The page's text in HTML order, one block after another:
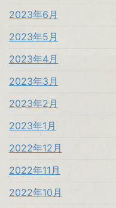
2023年6月
2023年5月
2023年4月
2023年3月
2023年2月
2023年1月
2022年12月
2022年11月
2022年10月